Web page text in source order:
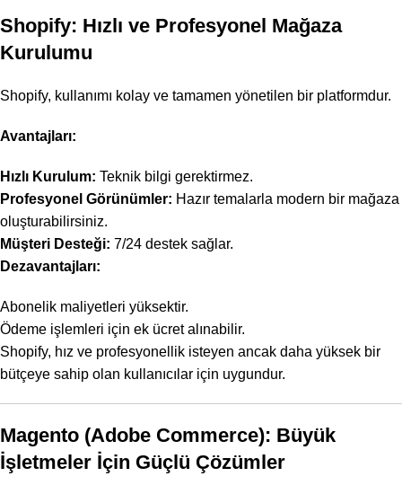
Shopify: Hızlı ve Profesyonel Mağaza
Kurulumu
Shopify, kullanımı kolay ve tamamen yönetilen bir platformdur.
Avantajları:
Hızlı Kurulum: Teknik bilgi gerektirmez.
Profesyonel Görünümler: Hazır temalarla modern bir mağaza
oluşturabilirsiniz.
Müşteri Desteği: 7/24 destek sağlar.
Dezavantajları:
Abonelik maliyetleri yüksektir.
Ödeme işlemleri için ek ücret alınabilir.
Shopify, hız ve profesyonellik isteyen ancak daha yüksek bir
bütçeye sahip olan kullanıcılar için uygundur.
Magento (Adobe Commerce): Büyük
İşletmeler İçin Güçlü Çözümler